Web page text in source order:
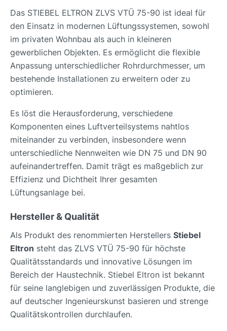
Das STIEBEL ELTRON ZLVS VTÜ 75-90 ist ideal für
den Einsatz in modernen Lüftungssystemen, sowohl
im privaten Wohnbau als auch in kleineren
gewerblichen Objekten. Es ermöglicht die flexible
Anpassung unterschiedlicher Rohrdurchmesser, um
bestehende Installationen zu erweitern oder zu
optimieren.
Es löst die Herausforderung, verschiedene
Komponenten eines Luftverteilsystems nahtlos
miteinander zu verbinden, insbesondere wenn
unterschiedliche Nennweiten wie DN 75 und DN 90
aufeinandertreffen. Damit trägt es maßgeblich zur
Effizienz und Dichtheit Ihrer gesamten
Lüftungsanlage bei.
Hersteller & Qualität
Als Produkt des renommierten Herstellers Stiebel
Eltron steht das ZLVS VTÜ 75-90 für höchste
Qualitätsstandards und innovative Lösungen im
Bereich der Haustechnik. Stiebel Eltron ist bekannt
für seine langlebigen und zuverlässigen Produkte, die
auf deutscher Ingenieurskunst basieren und strenge
Qualitätskontrollen durchlaufen.